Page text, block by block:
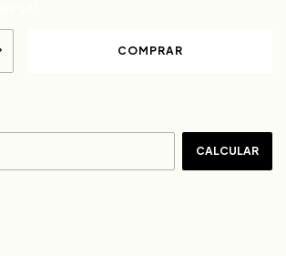
CALCULAR